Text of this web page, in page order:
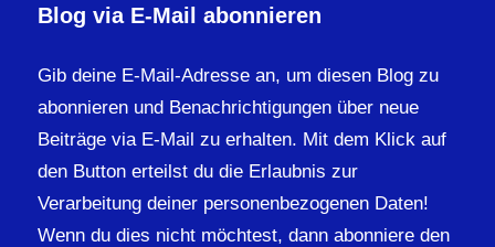
Blog via E-Mail abonnieren
Gib deine E-Mail-Adresse an, um diesen Blog zu
abonnieren und Benachrichtigungen über neue
Beiträge via E-Mail zu erhalten. Mit dem Klick auf
den Button erteilst du die Erlaubnis zur
Verarbeitung deiner personenbezogenen Daten!
Wenn du dies nicht möchtest, dann abonniere den